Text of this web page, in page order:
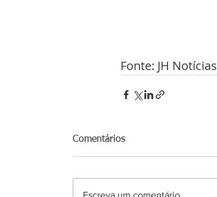
Fonte: JH Notícias
Comentários
Escreva um comentário